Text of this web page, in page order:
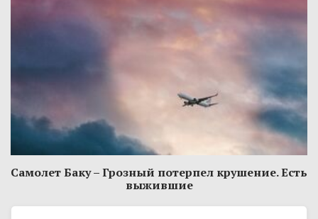
Самолет Баку – Грозный потерпел крушение. Есть
выжившие